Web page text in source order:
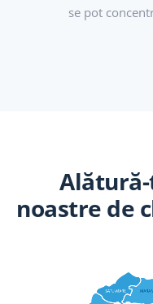
se pot
noastre de